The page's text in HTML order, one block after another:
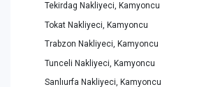
Tekirdag Nakliyeci, Kamyoncu
Tokat Nakliyeci, Kamyoncu
Trabzon Nakliyeci, Kamyoncu
Tunceli Nakliyeci, Kamyoncu
Sanlıurfa Nakliyeci, Kamyoncu